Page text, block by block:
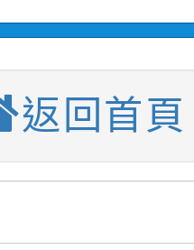
期第7次代
)
(第3招)】
期第9次代
)
(第4招)】
學期第9次
)
(第12招)】
期第7次代
)
市115學年
土語及新住
園市115學
返回首頁